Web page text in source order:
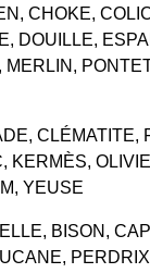
CHOKE,
DOUILLE,
CLÉMATITE,
KERMÈS,
YEUSE
BISON,